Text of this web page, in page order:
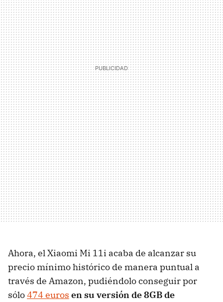
Ahora, el Xiaomi Mi 11i acaba de alcanzar su
precio mínimo histórico de manera puntual a
través de Amazon, pudiéndolo conseguir por
sólo474 euros en su versión de 8GB de